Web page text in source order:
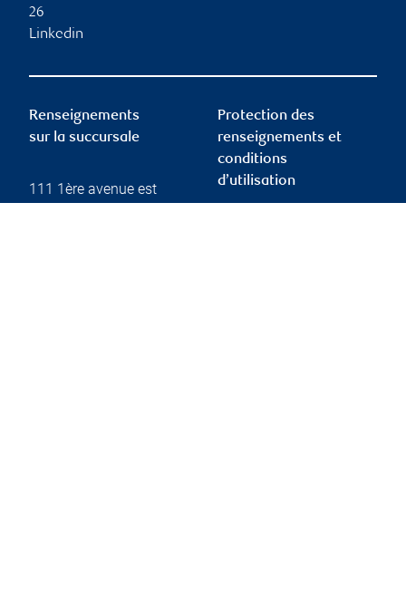
26
Linkedin
Renseignements
sur la succursale
111 1ère avenue est
Protection des
renseignements et
conditions
d’utilisation